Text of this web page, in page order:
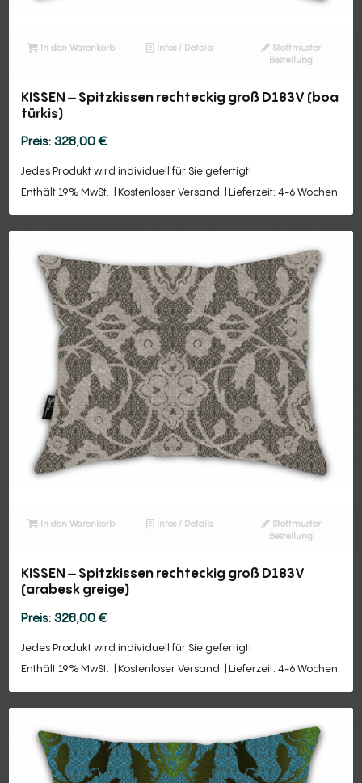
In den Warenkorb Infos / Details
Stoffmuster
Bestellung
KISSEN – Spitzkissen rechteckig groß D183V (boa
türkis)
328,00€
Jedes Produkt wird individuell für Sie gefertigt!
Enthält 19% MwSt.
Kostenloser Versand Lieferzeit: 4-6 Wochen
In den Warenkorb Infos / Details
Stoffmuster
Bestellung
KISSEN – Spitzkissen rechteckig groß D183V
(arabesk greige)
328,00€
Jedes Produkt wird individuell für Sie gefertigt!
Enthält 19% MwSt.
Kostenloser Versand Lieferzeit: 4-6 Wochen